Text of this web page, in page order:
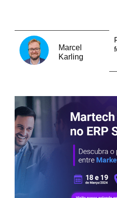
Marcel
Karling